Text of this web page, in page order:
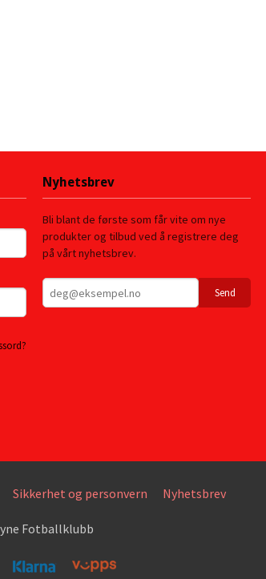
Nyhetsbrev
Bli blant de første som får vite om nye
produkter og tilbud ved å registrere deg
på vårt nyhetsbrev.
Sikkerhet og personvern Nyhetsbrev
Fotballklubb